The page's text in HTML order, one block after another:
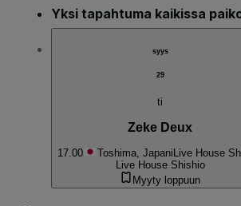
Yksi tapahtuma kaikissa
syys
29
ti
Zeke Deux
17.00 Toshima, Japani Live House
Live House Shishio
Myyty loppuun